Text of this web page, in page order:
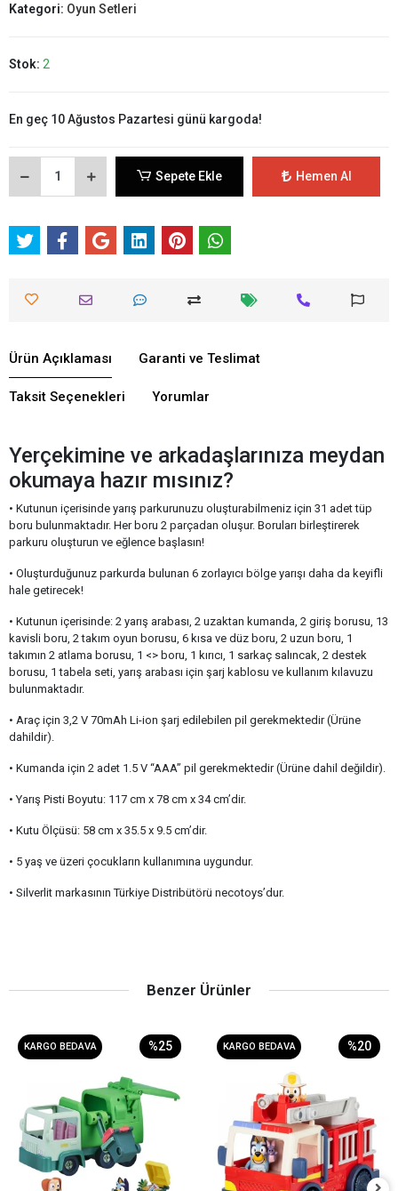
Kategori: Oyun Setleri
Stok: 2
En geç 10 Ağustos Pazartesi günü kargoda!
Sepete Ekle Hemen Al
Ürün Açıklaması Garanti ve Teslimat
Taksit Seçenekleri Yorumlar
Yerçekimine ve arkadaşlarınıza meydan
okumaya hazır mısınız?
• Kutunun içerisinde yarış parkurunuzu oluşturabilmeniz için 31 adet tüp
boru bulunmaktadır. Her boru 2 parçadan oluşur. Boruları birleştirerek
parkuru oluşturun ve eğlence başlasın!
• Oluşturduğunuz parkurda bulunan 6 zorlayıcı bölge yarışı daha da keyifli
hale getirecek!
• Kutunun içerisinde: 2 yarış arabası, 2 uzaktan kumanda, 2 giriş borusu, 13
kavisli boru, 2 takım oyun borusu, 6 kısa ve düz boru, 2 uzun boru, 1
takımın 2 atlama borusu, 1 <> boru, 1 kırıcı, 1 sarkaç salıncak, 2 destek
borusu, 1 tabela seti, yarış arabası için şarj kablosu ve kullanım kılavuzu
bulunmaktadır.
• Araç için 3,2 V 70mAh Li-ion şarj edilebilen pil gerekmektedir (Ürüne
dahildir).
• Kumanda için 2 adet 1.5 V “AAA” pil gerekmektedir (Ürüne dahil değildir).
• Yarış Pisti Boyutu: 117 cm x 78 cm x 34 cm’dir.
• Kutu Ölçüsü: 58 cm x 35.5 x 9.5 cm’dir.
• 5 yaş ve üzeri çocukların kullanımına uygundur.
• Silverlit markasının Türkiye Distribütörü necotoys’dur.
Benzer Ürünler
KARGO BEDAVA %25 KARGO BEDAVA %20